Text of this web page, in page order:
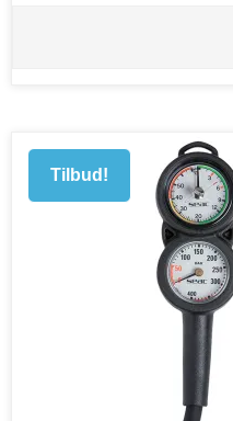
Tilbud!